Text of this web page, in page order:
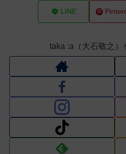
LINE
taka :a（大石敬之）